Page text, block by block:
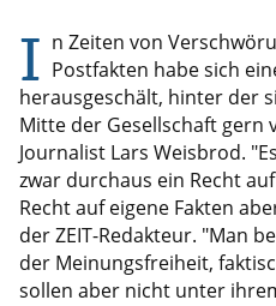
I n Zeiten von
Postfakten habe sich
herausgeschält, hinter der
Mitte der Gesellschaft gern
Journalist Lars Weisbrod.
zwar durchaus ein Recht
Recht auf eigene Fakten
der ZEIT-Redakteur. "Man
der Meinungsfreiheit,
sollen aber nicht unter